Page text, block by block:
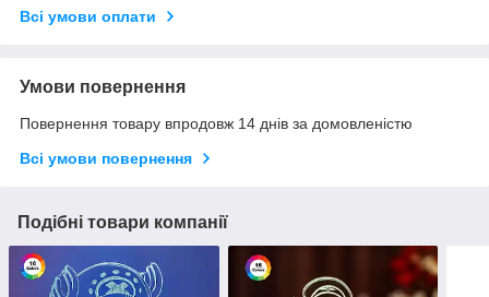
Всі умови оплати
Умови повернення
Повернення товару впродовж 14 днів за домовленістю
Всі умови повернення
Подібні товари компанії